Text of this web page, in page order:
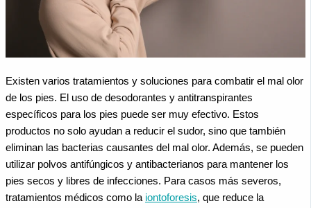
Existen varios tratamientos y soluciones para combatir el mal olor
de los pies. El uso de desodorantes y antitranspirantes
específicos para los pies puede ser muy efectivo. Estos
productos no solo ayudan a reducir el sudor, sino que también
eliminan las bacterias causantes del mal olor. Además, se pueden
utilizar polvos antifúngicos y antibacterianos para mantener los
pies secos y libres de infecciones. Para casos más severos,
tratamientos médicos como la iontoforesis, que reduce la